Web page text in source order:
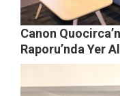
Canon
Raporu’nda Yer